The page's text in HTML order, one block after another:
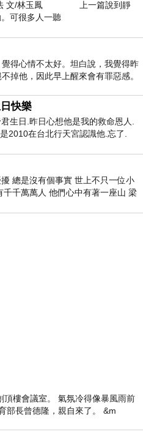
法 文/林玉鳳 上一篇說到靜
可很多人一聽
得心情不太好。坦白說，我覺得昨
掉他，因此早上醒來會有罪惡感。
快樂
生日.昨日心想他是我的救命恩人.
2010在台北行天宮認識他.忘了.
網友學
總是沒有個事實 世上不只一位小
千千萬萬人 他們心中有著一座山 梁
嵩 一山之高
樓會議室。 氣氛冷得像暴風雨前
部長曾德隆，親自來了。 &m